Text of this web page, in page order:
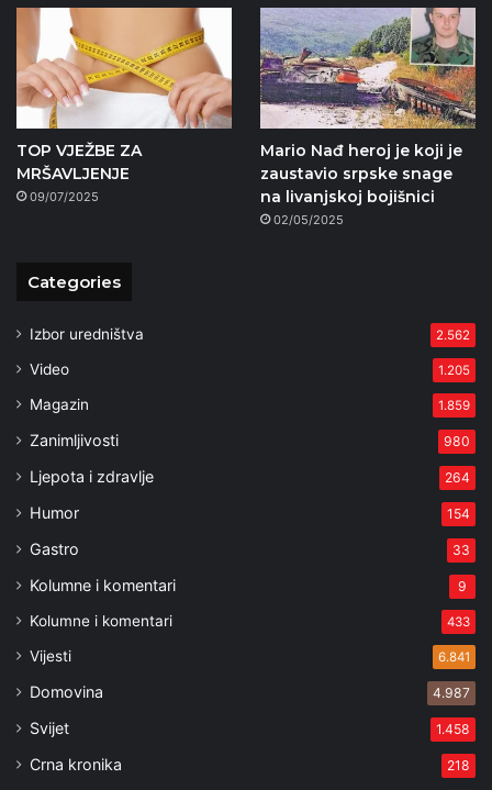
TOP VJEŽBE ZA
MRŠAVLJENJE
09/07/2025
Mario Nađ heroj je koji je
zaustavio srpske snage
na livanjskoj bojišnici
02/05/2025
Categories
Izbor uredništva 2.562
Video 1.205
Magazin 1.859
Zanimljivosti 980
Ljepota i zdravlje 264
Humor 154
Gastro 33
Kolumne i komentari 9
Kolumne i komentari 433
Vijesti 6.841
Domovina 4.987
Svijet 1.458
Crna kronika 218